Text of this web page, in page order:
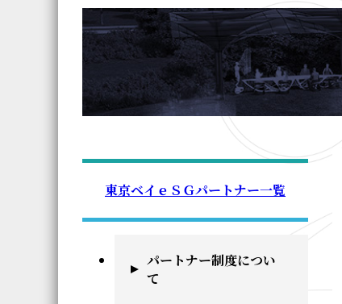
東京ベイｅＳＧパートナー一覧
パートナー制度につい
て